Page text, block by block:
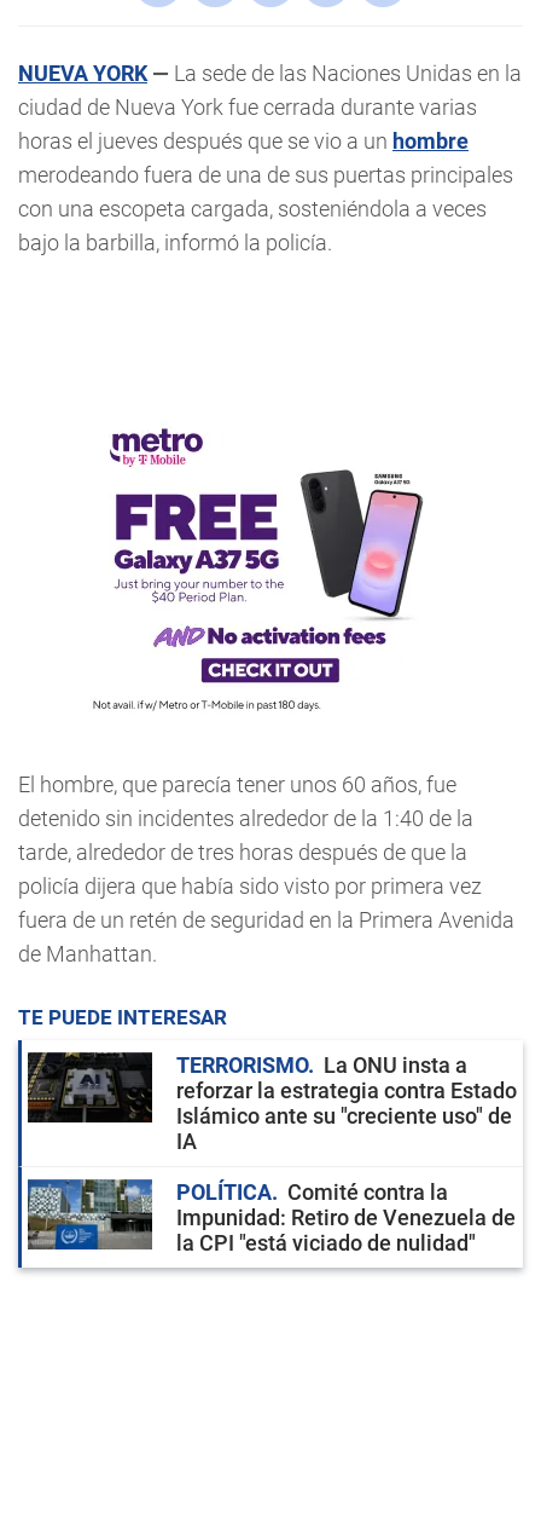
NUEVA YORK— La sede de las Naciones Unidas en la
ciudad de Nueva York fue cerrada durante varias
horas el jueves después que se vio a un hombre
merodeando fuera de una de sus puertas principales
con una escopeta cargada, sosteniéndola a veces
bajo la barbilla, informó la policía.
El hombre, que parecía tener unos 60 años, fue
detenido sin incidentes alrededor de la 1:40 de la
tarde, alrededor de tres horas después de que la
policía dijera que había sido visto por primera vez
fuera de un retén de seguridad en la Primera Avenida
de Manhattan.
TE PUEDE INTERESAR
TERRORISMO
La ONU insta a
reforzar la estrategia contra Estado
Islámico ante su "creciente uso" de
IA
POLÍTICA
Comité contra la
Impunidad: Retiro de Venezuela de
la CPI "está viciado de nulidad"